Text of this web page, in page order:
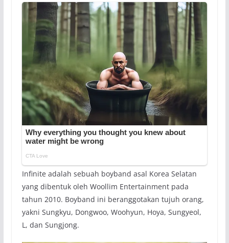
Infinite adalah sebuah boyband asal Korea Selatan
yang dibentuk oleh Woollim Entertainment pada
tahun 2010. Boyband ini beranggotakan tujuh orang,
yakni Sungkyu, Dongwoo, Woohyun, Hoya, Sungyeol,
L, dan Sungjong.